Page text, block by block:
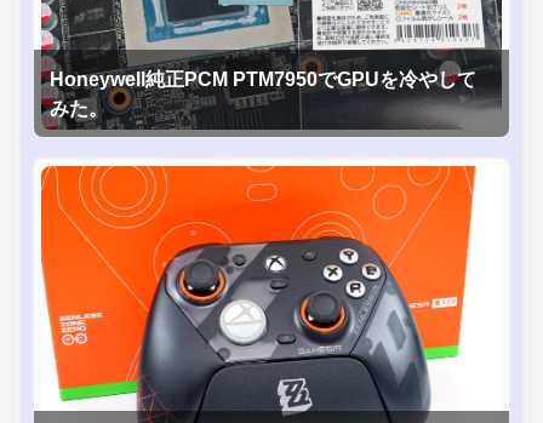
Honeywell純正PCM PTM7950でGPUを冷やして
みた。